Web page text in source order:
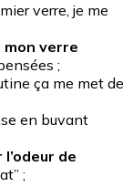
verre, je me
mon verre
;
ça me met de
en buvant
de
;